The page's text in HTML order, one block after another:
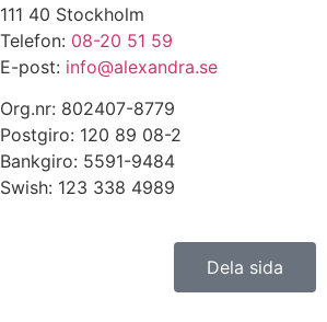
111 40 Stockholm
Telefon: 08-20 51 59
E-post: info@alexandra.se
Org.nr: 802407-8779
Postgiro: 120 89 08-2
Bankgiro: 5591-9484
Swish: 123 338 4989
Dela sida